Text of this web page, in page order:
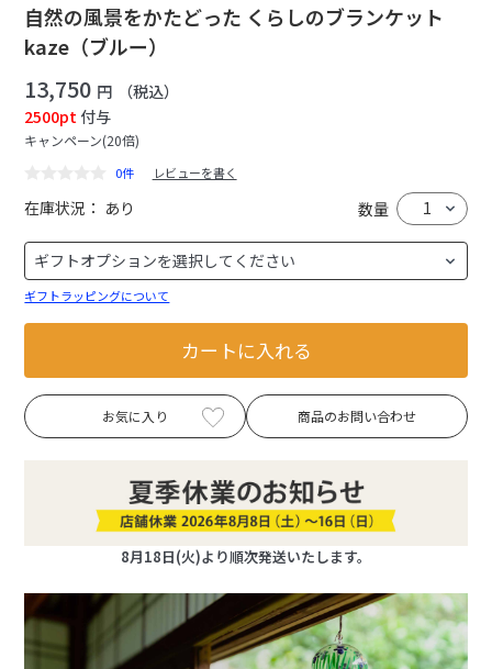
自然の風景をかたどった くらしのブランケット
kaze（ブルー）
13,750 円
（税込）
2500pt 付与
キャンペーン(20倍)
0件 レビューを書く
在庫状況： あり 数量
ギフトラッピングについて
カートに入れる
お気に入り 商品のお問い合わせ
8月18日(火)より順次発送いたします。